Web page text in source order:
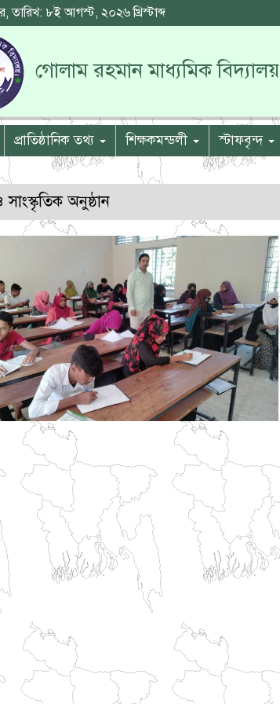
তারিখ: ৮ই আগস্ট, ২০২৬ খ্রিস্টাব্দ
গোলাম রহমান মাধ্যমিক বিদ্যালয়
প্রাতিষ্ঠানিক তথ্য শিক্ষকমন্ডলী স্টাফবৃন্দ
অনুষ্ঠান